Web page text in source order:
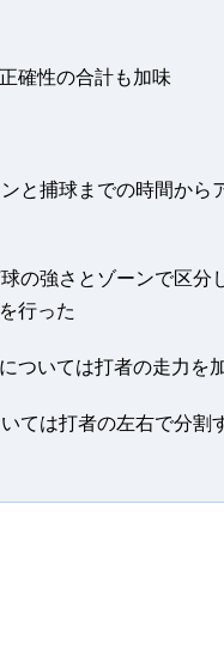
確性の合計も加味
と捕球までの時間から
の強さとゾーンで区分
行った
ついては打者の走力を
ては打者の左右で分割